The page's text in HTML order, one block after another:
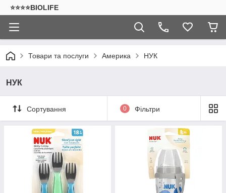
⭐⭐⭐⭐BIOLIFE
Товари та послуги Америка НУК
НУК
Сортування 0 Фільтри